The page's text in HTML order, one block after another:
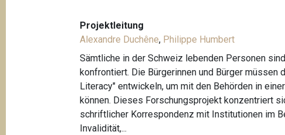
Projektleitung
Alexandre Duchêne, Philippe Humbert
Sämtliche in der Schweiz lebenden Personen
konfrontiert. Die Bürgerinnen und Bürger
Literacy" entwickeln, um mit den Behörden in
können. Dieses Forschungsprojekt konzentriert
schriftlicher Korrespondenz mit Institutionen im
Invalidität,...